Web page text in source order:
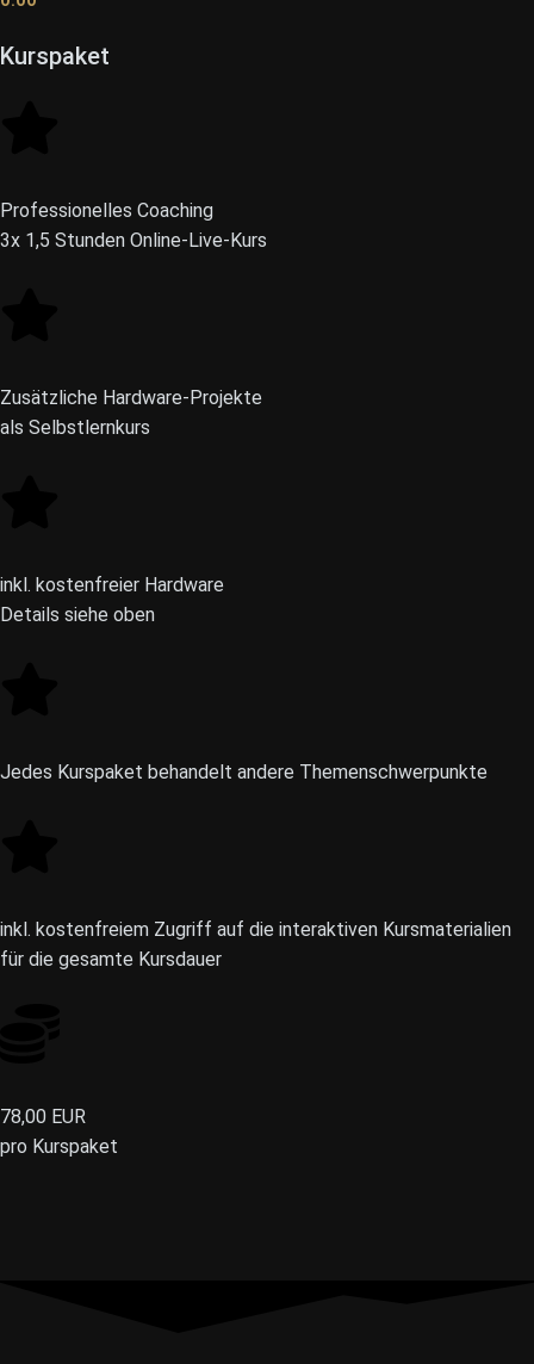
Kurspaket
Professionelles Coaching
3x 1,5 Stunden Online-Live-Kurs
Zusätzliche Hardware-Projekte
als Selbstlernkurs
inkl. kostenfreier Hardware
Details siehe oben
Jedes Kurspaket behandelt andere Themenschwerpunkte
inkl. kostenfreiem Zugriff auf die interaktiven Kursmaterialien
für die gesamte Kursdauer
78,00 EUR
pro Kurspaket